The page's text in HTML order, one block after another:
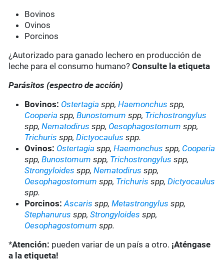
Bovinos
Ovinos
Porcinos
¿Autorizado para ganado lechero en producción de
leche para el consumo humano?Consulte la etiqueta
Parásitos (espectro de acción)
Bovinos: Ostertagia spp,Haemonchus spp,
Cooperia spp,Bunostomum spp, Trichostrongylus
spp,Nematodirus spp, Oesophagostomum spp,
Trichuris spp,Dictyocaulus spp.
Ovinos: Ostertagia spp,Haemonchus spp, Cooperia
spp,Bunostomum spp, Trichostrongylus spp,
Strongyloides spp,Nematodirus spp,
Oesophagostomum spp, Trichuris spp,Dictyocaulus
spp.
Porcinos:Ascaris spp,Metastrongylus spp,
Stephanurus spp,Strongyloides spp,
Oesophagostomum spp.
*Atención: pueden variar de un país a otro. ¡Aténgase
a la etiqueta!